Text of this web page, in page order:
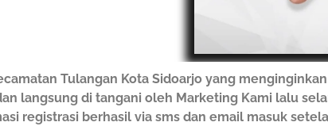
Tulangan Kota Sidoarjo yang
langsung di tangani oleh Marketing Kami lalu
registrasi berhasil via sms dan email masuk